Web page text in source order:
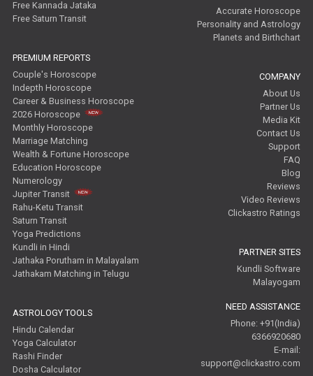
Free Kannada Jataka
Free Saturn Transit
PREMIUM REPORTS
Couple's Horoscope
Indepth Horoscope
Career & Business Horoscope
2026 Horoscope
Monthly Horoscope
Marriage Matching
Wealth & Fortune Horoscope
Education Horoscope
Numerology
Jupiter Transit
Rahu-Ketu Transit
Saturn Transit
Yoga Predictions
Kundli in Hindi
Jathaka Porutham in Malayalam
Jathakam Matching in Telugu
ASTROLOGY TOOLS
Hindu Calendar
Yoga Calculator
Rashi Finder
Dosha Calculator
Accurate Horoscope
Personality and Astrology
Planets and Birthchart
COMPANY
About Us
Partner Us
Media Kit
Contact Us
Support
FAQ
Blog
Reviews
Video Reviews
Clickastro Ratings
PARTNER SITES
Kundli Software
Malayogam
NEED ASSISTANCE
Phone: +91(India)
6366920680
E-mail:
support@clickastro.com